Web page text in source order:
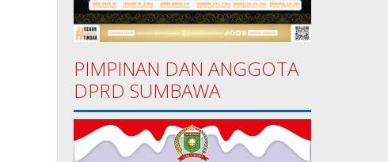
PIMPINAN DAN ANGGOTA
DPRD SUMBAWA